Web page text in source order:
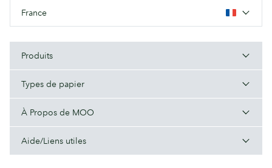
France
Produits
Types de papier
À Propos de MOO
Aide/Liens utiles